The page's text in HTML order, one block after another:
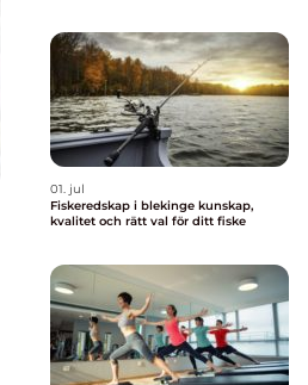
01. jul
Fiskeredskap i blekinge kunskap,
kvalitet och rätt val för ditt fiske